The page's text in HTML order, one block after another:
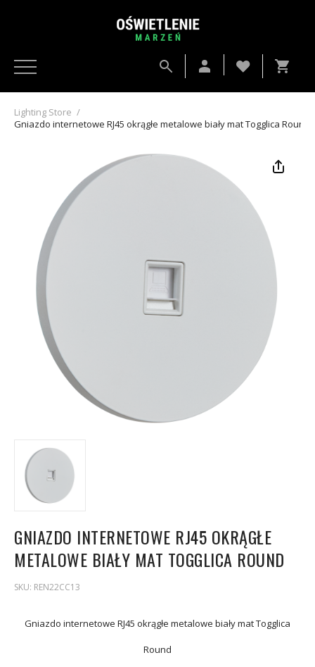
Lighting Store /
Gniazdo internetowe RJ45 okrągłe metalowe biały mat Togglica Round
GNIAZDO INTERNETOWE RJ45 OKRĄGŁE
METALOWE BIAŁY MAT TOGGLICA ROUND
SKU: REN22CC13
Gniazdo internetowe RJ45 okrągłe metalowe biały mat Togglica
Round